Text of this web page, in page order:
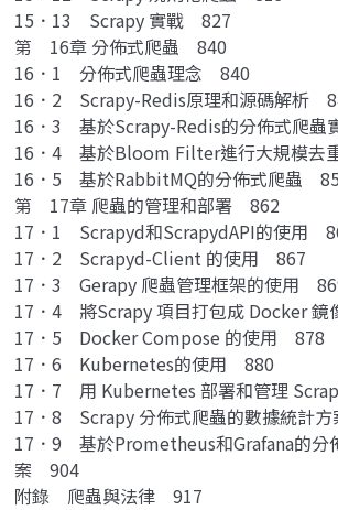
15．13 Scrapy 實戰 827
第 16章 分佈式爬蟲 840
16．1 分佈式爬蟲理念 840
16．2 Scrapy-Redis原理和源碼解析
16．3 基於Scrapy-Redis的分佈式爬
16．4 基於Bloom Filter進行大規模去
16．5 基於RabbitMQ的分佈式爬蟲
第 17章 爬蟲的管理和部署 862
17．1 Scrapyd和ScrapydAPI的使用
17．2 Scrapyd-Client 的使用 867
17．3 Gerapy 爬蟲管理框架的使用
17．4 將Scrapy 項目打包成 Docker
17．5 Docker Compose 的使用 878
17．6 Kubernetes的使用 880
17．7 用 Kubernetes 部署和管理
17．8 Scrapy 分佈式爬蟲的數據統計
17．9 基於Prometheus和Grafana的分
案 904
附錄 爬蟲與法律 917